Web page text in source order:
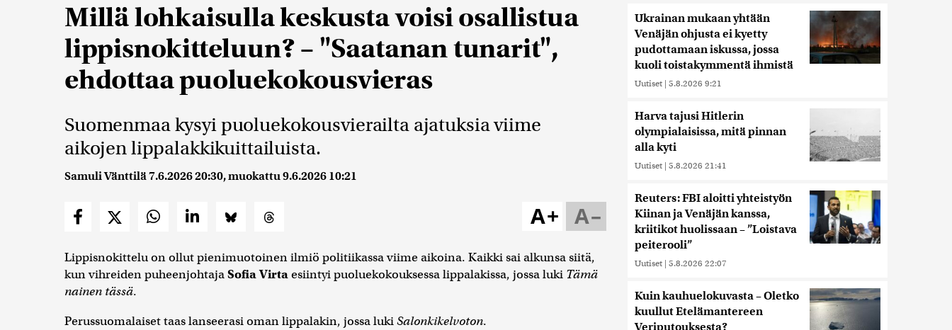
Millä lohkaisulla keskusta voisi osallistua
lippisnokitteluun? – "Saatanan tunarit",
ehdottaa puoluekokousvieras
Suomenmaa kysyi puoluekokousvierailta ajatuksia viime
aikojen lippalakkikuittailuista.
Samuli Vänttilä7.6.2026 20:30, muokattu9.6.2026 10:21
A–
A+
Lippisnokittelu on ollut pienimuotoinen ilmiö politiikassa viime aikoina. Kaikki sai alkunsa siitä,
kun vihreiden puheenjohtajaSofia Virtaesiintyi puoluekokouksessa lippalakissa, jossa luki Tämä
nainen tässä.
Perussuomalaiset taas lanseerasi oman lippalakin, jossa lukiSalonkikelvoton.
Ukrainan mukaan yhtään
Venäjän ohjusta ei kyetty
pudottamaan iskussa, jossa
kuoli toistakymmentä ihmistä
Uutiset | 5.8.2026 9:21
Harva tajusi Hitlerin
olympialaisissa, mitä pinnan
alla kyti
Uutiset | 5.8.2026 21:41
Reuters: FBI aloitti yhteistyön
Kiinan ja Venäjän kanssa,
kriitikot huolissaan – ”Loistava
peiterooli”
Uutiset | 5.8.2026 22:07
Kuin kauhuelokuvasta – Oletko
kuullut Etelämantereen
Veriputouksesta?